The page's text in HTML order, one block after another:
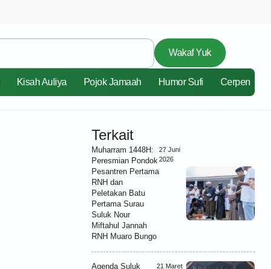
Wakaf Yuk
Kisah Auliya Pojok Jamaah Humor Sufi Cerpen
Terkait
Muharram 1448H:
Peresmian Pondok
Pesantren Pertama
RNH dan
Peletakan Batu
Pertama Surau
Suluk Nour
Miftahul Jannah
RNH Muaro Bungo
27 Juni
2026
Agenda Suluk
21 Maret